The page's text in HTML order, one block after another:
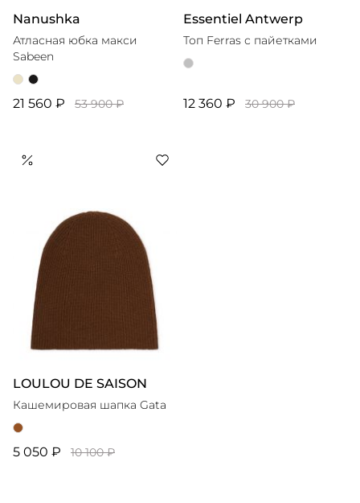
Nanushka
Атласная юбка макси
Sabeen
21 560 ₽ 53 900 ₽
Essentiel Antwerp
Топ Ferras с пайетками
12 360 ₽ 30 900 ₽
LOULOU DE SAISON
Кашемировая шапка Gata
5 050 ₽ 10 100 ₽